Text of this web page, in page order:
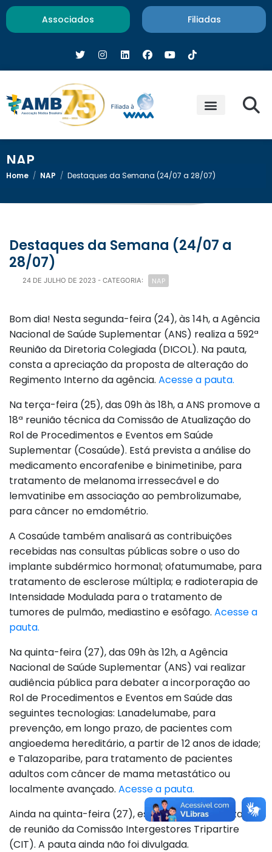
Associados Filiadas
NAP
Home / NAP / Destaques da Semana (24/07 a 28/07)
Destaques da Semana (24/07 a
28/07)
24 DE JULHO DE 2023 - CATEGORIA: NAP
Bom dia! Nesta segunda-feira (24), às 14h, a Agência
Nacional de Saúde Suplementar (ANS) realiza a 592ª
Reunião da Diretoria Colegiada (DICOL). Na pauta,
consta a apreciação da proposta de alteração do
Regimento Interno da agência. Acesse a pauta.
Na terça-feira (25), das 09h às 18h, a ANS promove a
18ª reunião técnica da Comissão de Atualização do
Rol de Procedimentos e Eventos em Saúde
Suplementar (Cosaúde). Está prevista a análise do
medicamento encorafenibe e binimetinibe, para
tratamento de melanoma irressecável e do
lemvatinibe em associação ao pembrolizumabe,
para câncer no emdométrio.
A Cosaúde também analisará as contribuições
recebidas nas consultas públicas sobre o uso do
implante subdérmico hormonal; ofatumumabe, para
tratamento de esclerose múltipla; e radioterapia de
Intensidade Modulada para o tratamento de
tumores de pulmão, mediastino e esôfago. Acesse a
pauta.
Na quinta-feira (27), das 09h às 12h, a Agência
Nacional de Saúde Suplementar (ANS) vai realizar
audiência pública para debater a incorporação ao
Rol de Procedimentos e Eventos em Saúde das
seguintes tecnologias: Lanadelumabe, para
prevenção, em longo prazo, de pacientes com
angioedema hereditário, a partir de 12 anos de idade;
e Talazoparibe, para tratamento de pacientes
adultos com câncer de mama metastático ou
localmente avançado. Acesse a pauta.
Ainda na quinta-feira (27), está prevista a realização
de reunião da Comissão Intergestores Tripartire
(CIT). A pauta ainda não foi divulgada.